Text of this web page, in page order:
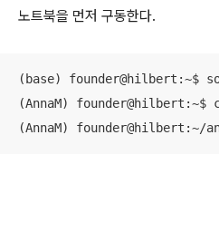
노트북을 먼저 구동한다.
(base) founder@hilbert:~$
(AnnaM) founder@hilbert:~$
(AnnaM) founder@hilbert:~/